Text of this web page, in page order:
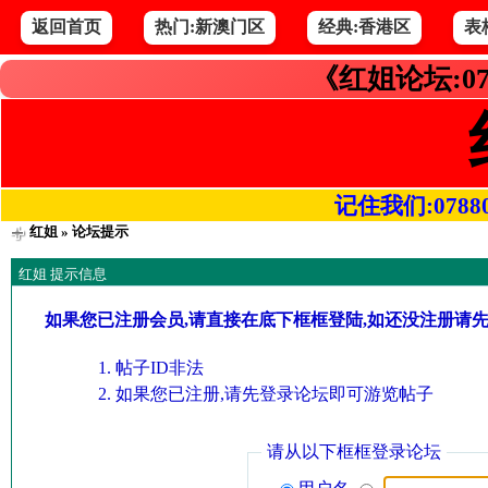
返回首页 热门:新澳门区 经典:香港区 表
《红姐论坛
记住我们
红姐» 论坛提示
红姐 提示信息
如果您已注册会员,请直接在底下框框登陆,如还没注册请
帖子ID非法
如果您已注册,请先登录论坛即可游览帖子
请从以下框框登录论坛